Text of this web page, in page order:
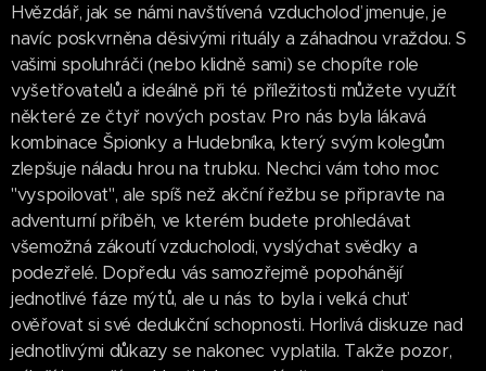
Hvězdář, jak se námi navštívená vzducholoď jmenuje, je
navíc poskvrněna děsivými rituály a záhadnou vraždou. S
vašimi spoluhráči (nebo klidně sami) se chopíte role
vyšetřovatelů a ideálně při té příležitosti můžete využít
některé ze čtyř nových postav. Pro nás byla lákavá
kombinace Špionky a Hudebníka, který svým kolegům
zlepšuje náladu hrou na trubku. Nechci vám toho moc
"vyspoilovat", ale spíš než akční řežbu se připravte na
adventurní příběh, ve kterém budete prohledávat
všemožná zákoutí vzducholodi, vyslýchat svědky a
podezřelé. Dopředu vás samozřejmě popohánějí
jednotlivé fáze mýtů, ale u nás to byla i velká chuť
ověřovat si své dedukční schopnosti. Horlivá diskuze nad
jednotlivými důkazy se nakonec vyplatila. Takže pozor,